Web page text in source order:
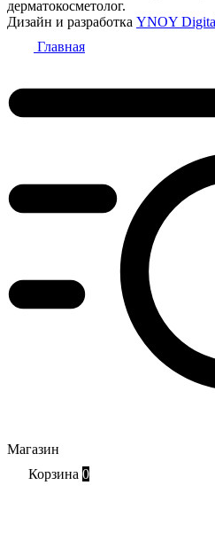
дерматокосметолог.
Дизайн и разработка YNOY
Главная
Магазин
Корзина 0